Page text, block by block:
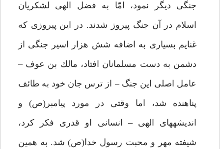
جنگى ديگر نمود، امّا به فضل الهى لشكريان
اسلام در آن جنگ پيروز شدند. در اين پيروزى كه
غنايم بسيارى به اضافه شش هزار اسير جنگى از
دشمن به دست مسلمانان افتاد، مالك بن عوف –
عامل اصلى اين جنگ – از ترس جان خود به طائف
پناهنده شد، اما وقتى در مورد پيامبر(ص) و
انديشه‏هاى الهى – انسانى او قدرى فكر كرد،
شيفته مهر و محبت رسول خدا(ص) شد. به همين